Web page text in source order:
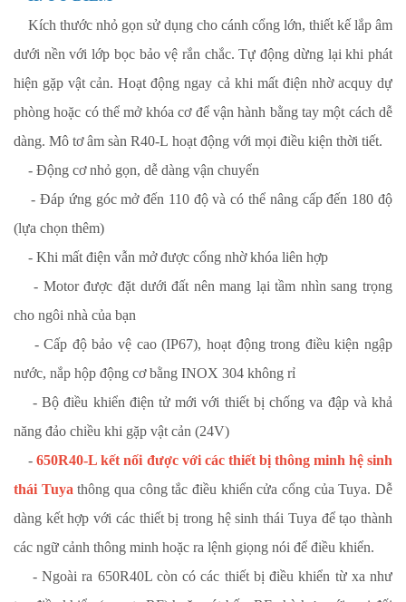
Kích thước nhỏ gọn sử dụng cho cánh cổng lớn, thiết kế lắp âm
dưới nền với lớp bọc bảo vệ rắn chắc. Tự động dừng lại khi phát
hiện gặp vật cản. Hoạt động ngay cả khi mất điện nhờ acquy dự
phòng hoặc có thể mở khóa cơ để vận hành bằng tay một cách dễ
dàng. Mô tơ âm sàn R40-L hoạt động với mọi điều kiện thời tiết.
- Động cơ nhỏ gọn, dễ dàng vận chuyển
- Đáp ứng góc mở đến 110 độ và có thể nâng cấp đến 180 độ
(lựa chọn thêm)
- Khi mất điện vẫn mở được cổng nhờ khóa liên hợp
- Motor được đặt dưới đất nên mang lại tầm nhìn sang trọng
cho ngôi nhà của bạn
- Cấp độ bảo vệ cao (IP67), hoạt động trong điều kiện ngập
nước, nắp hộp động cơ bằng INOX 304 không rỉ
-Bộ điều khiển điện tử mới với thiết bị chống va đập và khả
năng đảo chiều khi gặp vật cản (24V)
-650R40-L kết nối được với các thiết bị thông minh hệ sinh
thái Tuya thông qua công tắc điều khiển cửa cổng của Tuya. Dễ
dàng kết hợp với các thiết bị trong hệ sinh thái Tuya để tạo thành
các ngữ cảnh thông minh hoặc ra lệnh giọng nói để điều khiển.
- Ngoài ra 650R40L còn có các thiết bị điều khiển từ xa như